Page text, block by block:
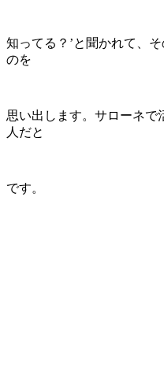
知ってる？’と聞かれて、
のを
思い出します。サローネで
人だと
です。